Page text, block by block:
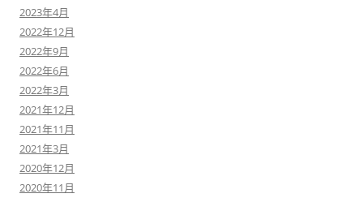
2023年4月
2022年12月
2022年9月
2022年6月
2022年3月
2021年12月
2021年11月
2021年3月
2020年12月
2020年11月